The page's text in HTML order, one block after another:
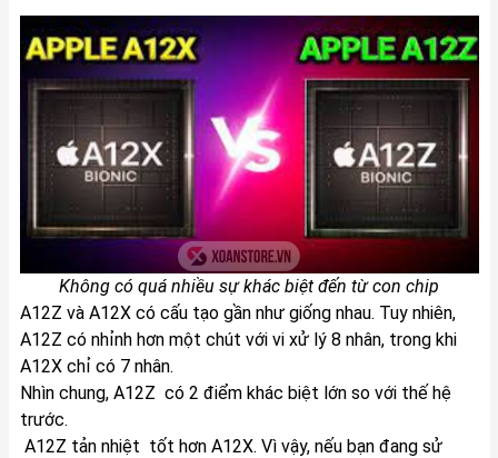
Không có quá nhiều sự khác biệt đến từ con chip
A12Z và A12X có cấu tạo gần như giống nhau. Tuy nhiên,
A12Z có nhỉnh hơn một chút với vi xử lý 8 nhân, trong khi
A12X chỉ có 7 nhân.
Nhìn chung, A12Z có 2 điểm khác biệt lớn so với thế hệ
trước.
A12Z tản nhiệt tốt hơn A12X. Vì vậy, nếu bạn đang sử